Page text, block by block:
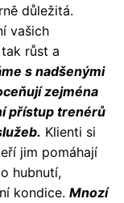
důležitá.
vašich
růst a
s nadšenými
zejména
přístup trenérů
Klienti si
jim pomáhají
hubnutí,
kondice. Mnozí